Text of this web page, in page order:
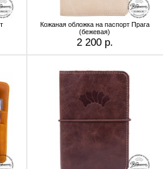
Кожаная обложка на паспорт Прага
(бежевая)
2 200 р.